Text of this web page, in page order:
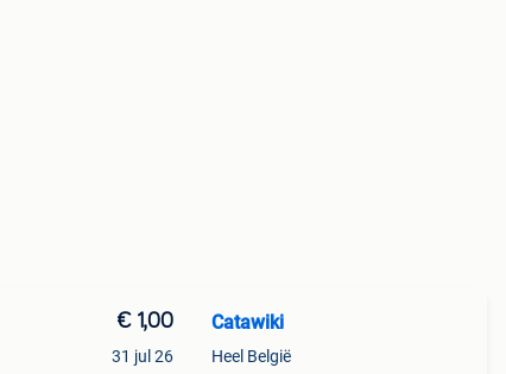
€ 1,00
31 jul 26
Catawiki
Heel België